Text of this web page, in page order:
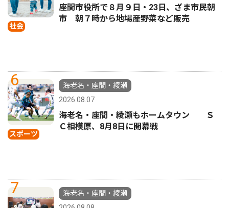
社会
座間市役所で８月９日・23日、ざま市民朝
市 朝７時から地場産野菜など販売
6
スポーツ
海老名・座間・綾瀬
2026.08.07
海老名・座間・綾瀬もホームタウン Ｓ
Ｃ相模原、8月8日に開幕戦
7
海老名・座間・綾瀬